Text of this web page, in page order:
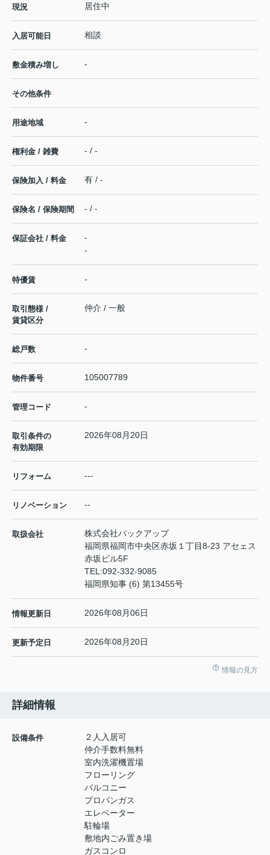
現況 居住中
入居可能日 相談
敷金積み増し -
その他条件
用途地域 -
権利金 / 雑費 - / -
保険加入 / 料金 有 / -
保険名 / 保険期間 - / -
保証会社 / 料金
-
-
特優賃 -
取引態様 /
賃貸区分
仲介 / 一般
総戸数 -
物件番号 105007789
管理コード -
取引条件の
有効期限
2026年08月20日
リフォーム ---
リノベーション --
取扱会社
株式会社バックアップ
福岡県福岡市中央区赤坂１丁目8-23 アセェス
赤坂ビル5F
TEL:092-332-9085
福岡県知事 (6) 第13455号
情報更新日 2026年08月06日
更新予定日 2026年08月20日
情報の見方
詳細情報
設備条件
２人入居可
仲介手数料無料
室内洗濯機置場
フローリング
バルコニー
プロパンガス
エレベーター
駐輪場
敷地内ごみ置き場
ガスコンロ